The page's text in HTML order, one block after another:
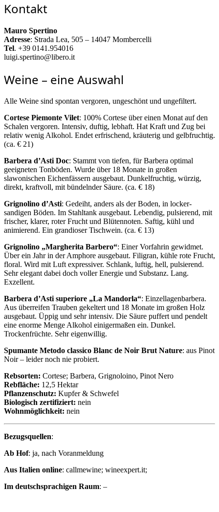
Kontakt
Mauro Spertino
Adresse: Strada Lea, 505 – 14047 Mombercelli
Tel. +39 0141.954016
luigi.spertino@libero.it
Weine – eine Auswahl
Alle Weine sind spontan vergoren, ungeschönt und ungefiltert.
Cortese Piemonte Vilet: 100% Cortese über einen Monat auf den
Schalen vergoren. Intensiv, duftig, lebhaft. Hat Kraft und Zug bei
relativ wenig Alkohol. Endet erfrischend, kräuterig und gelbfruchtig.
(ca. € 21)
Barbera d’Asti Doc: Stammt von tiefen, für Barbera optimal
geeigneten Tonböden. Wurde über 18 Monate in großen
slawonischen Eichenfässern ausgebaut. Dunkelfruchtig, würzig,
direkt, kraftvoll, mit bündelnder Säure. (ca. € 18)
Grignolino d’Asti: Gedeiht, anders als der Boden, in locker-
sandigen Böden. Im Stahltank ausgebaut. Lebendig, pulsierend, mit
frischer, klarer, roter Frucht und Blütennoten. Saftig, kühl und
animierend. Ein grandioser Tischwein. (ca. € 13)
Grignolino „Margherita Barbero“: Einer Vorfahrin gewidmet.
Über ein Jahr in der Amphore ausgebaut. Filigran, kühle rote Frucht,
floral. Wird mit Luft expressiver. Schlank, luftig, hell, pulsierend.
Sehr elegant dabei doch voller Energie und Substanz. Lang.
Exzellent.
Barbera d’Asti superiore „La Mandorla“: Einzellagenbarbera.
Aus überreifen Trauben gekeltert und 18 Monate im großen Holz
ausgebaut. Üppig und sehr intensiv. Die Säure puffert und pendelt
eine enorme Menge Alkohol einigermaßen ein. Dunkel.
Trockenfrüchte. Sehr eigenwillig.
Spumante Metodo classico Blanc de Noir Brut Nature: aus Pinot
Noir – leider noch nie probiert.
Rebsorten: Cortese; Barbera, Grignoloino, Pinot Nero
Rebfläche: 12,5 Hektar
Pflanzenschutz: Kupfer & Schwefel
Biologisch zertifiziert: nein
Wohnmöglichkeit: nein
Bezugsquellen:
Ab Hof: ja, nach Voranmeldung
Aus Italien online: callmewine; wineexpert.it;
Im deutschsprachigen Raum: –